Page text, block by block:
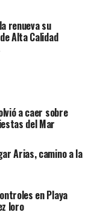
renueva su
Alta Calidad
a caer sobre
del Mar
Arias, camino a la
en Playa
loro